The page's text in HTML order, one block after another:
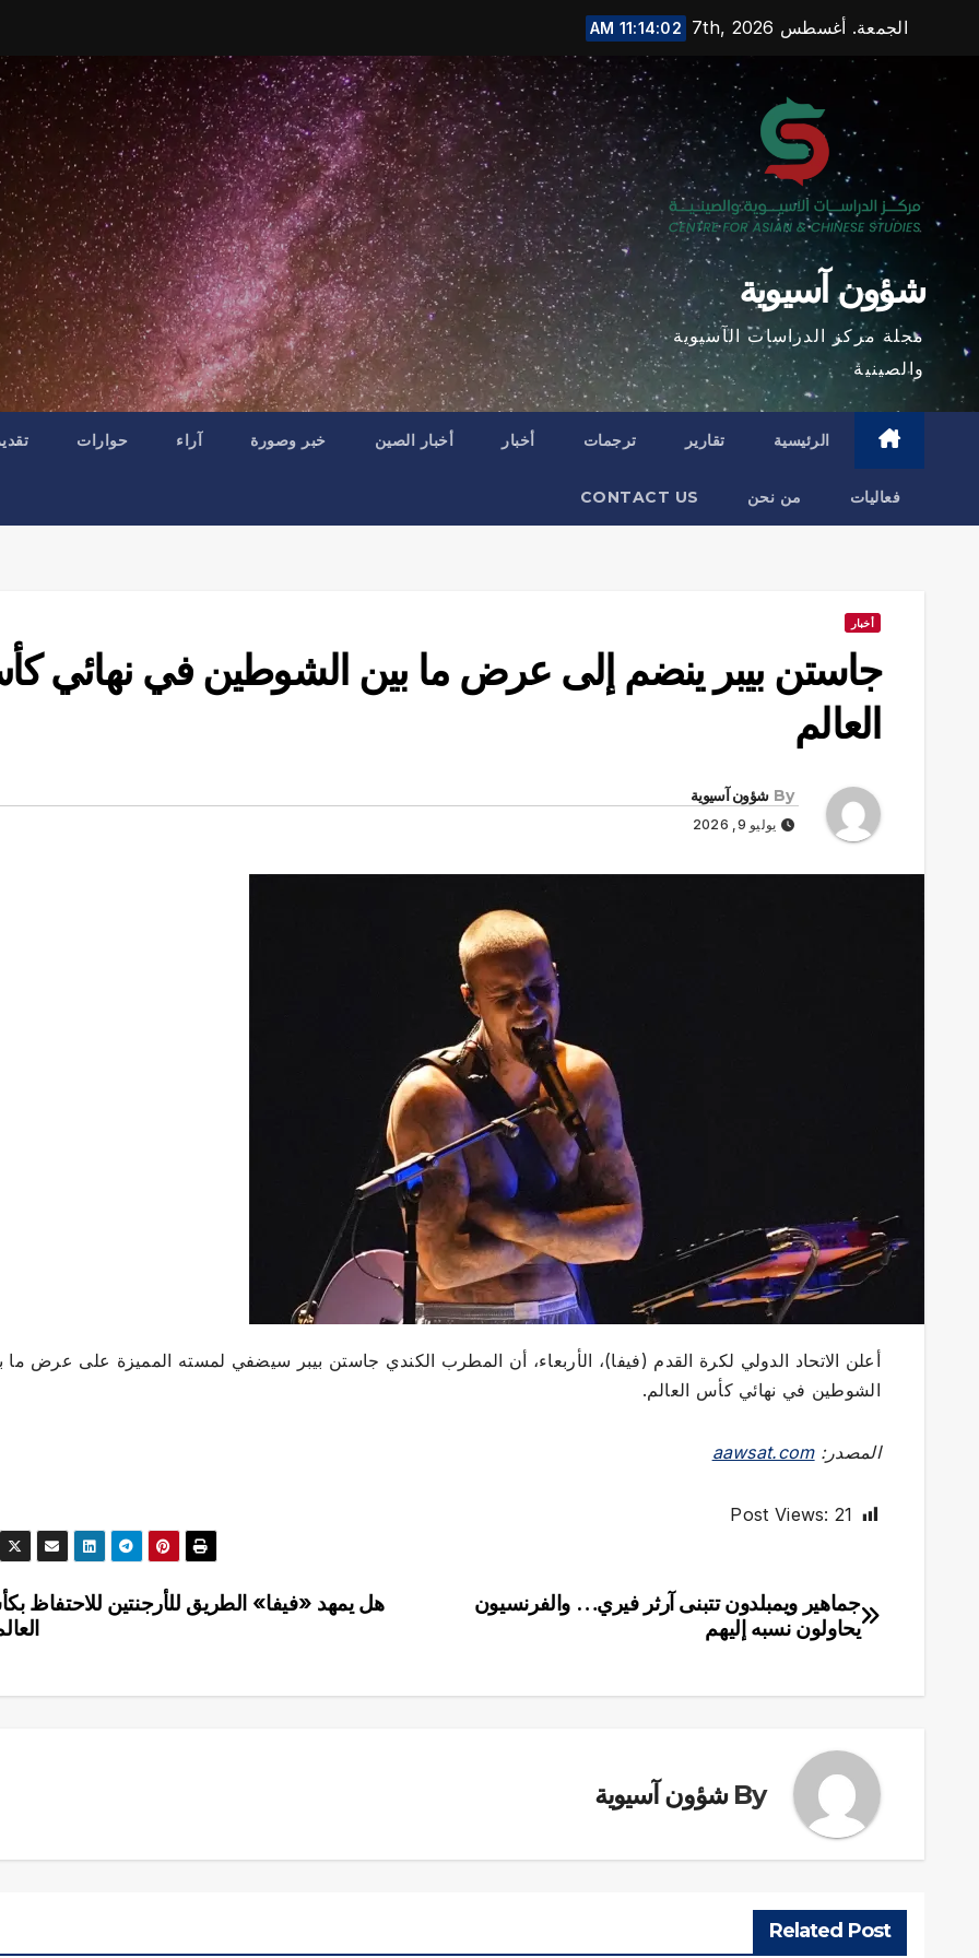
content
الجمعة. أغسطس 7th, 2026 11:14:03 AM
شؤون آسيوية
مجلة مركز الدراسات الآسيوية
والصينية
الرئيسية تقارير ترجمات أخبار أخبار الصين خبر وصورة آراء حوارات
فعاليات من نحن CONTACT US
أخبار
جاستن بيبر ينضم إلى عرض ما بين الشوطين في نهائي
العالم
By شؤون آسيوية
يوليو 9, 2026
أعلن الاتحاد الدولي لكرة القدم (فيفا)، الأربعاء، أن المطرب الكندي جاستن بيبر سيضفي لمسته المميزة على عرض ما
الشوطين في نهائي كأس العالم.
المصدر:aawsat.com
Post Views: 21
تصفّح
هل يمهد «فيفا» الطريق للأرجنتين للاحتفاظ
جماهير ويمبلدون تتبنى آرثر فيري… والفرنسيون
يحاولون نسبه إليهم
By شؤون آسيوية
Related Post